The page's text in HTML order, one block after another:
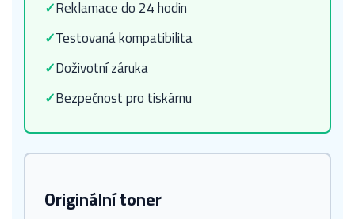
✓Reklamace do 24 hodin
✓Testovaná kompatibilita
✓Doživotní záruka
✓Bezpečnost pro tiskárnu
Originální toner